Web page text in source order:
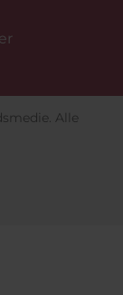
Alle